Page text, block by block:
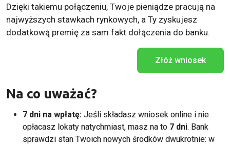
Dzięki takiemu połączeniu, Twoje pieniądze pracują na
najwyższych stawkach rynkowych, a Ty zyskujesz
dodatkową premię za sam fakt dołączenia do banku.
Złóż wniosek
Na co uważać?
7 dni na wpłatę: Jeśli składasz wniosek online i nie
opłacasz lokaty natychmiast, masz na to 7 dni. Bank
sprawdzi stan Twoich nowych środków dwukrotnie: w